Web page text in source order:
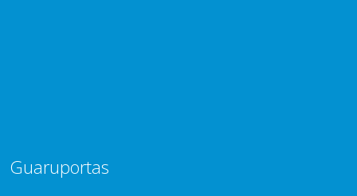
Guaruportas